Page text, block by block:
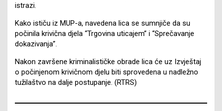
istrazi.
Kako ističu iz MUP-a, navedena lica se sumnjiče da su
počinila krivična djela “Trgovina uticajem” i “Sprečavanje
dokazivanja”.
Nakon završene kriminalističke obrade lica će uz Izvještaj
o počinjenom krivičnom djelu biti sprovedena u nadležno
tužilaštvo na dalje postupanje. (RTRS)